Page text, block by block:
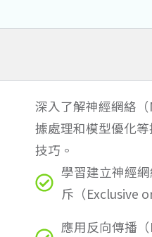
深入了解神經網絡
據處理和模型優化
技巧。
學習建立神經
斥（Exclusive
應用反向傳播